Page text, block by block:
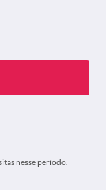
nesse período.